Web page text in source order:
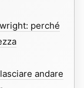
perché
andare